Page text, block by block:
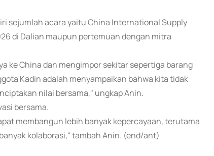
sejumlah acara yaitu China International Supply
di Dalian maupun pertemuan dengan mitra
ke China dan mengimpor sekitar sepertiga barang
Kadin adalah menyampaikan bahwa kita tidak
nilai bersama," ungkap Anin.
bersama.
membangun lebih banyak kepercayaan, terutama
kolaborasi," tambah Anin. (end/ant)